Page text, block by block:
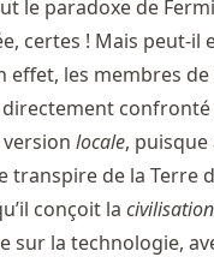
le paradoxe de
certes ! Mais peut-il
effet, les membres de
confronté
locale,
transpire de la Terre
conçoit la civilisation
sur la technologie,